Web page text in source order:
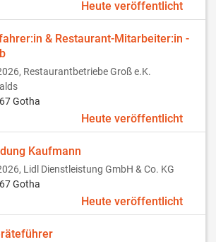
Heute veröffentlicht
& Restaurant-Mitarbeiter:in -
Restaurantbetriebe Groß e.K.
Gotha
Heute veröffentlicht
Kaufmann
Lidl Dienstleistung GmbH & Co. KG
Gotha
Heute veröffentlicht